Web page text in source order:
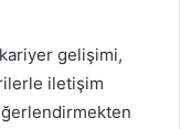
gelişimi,
iletişim